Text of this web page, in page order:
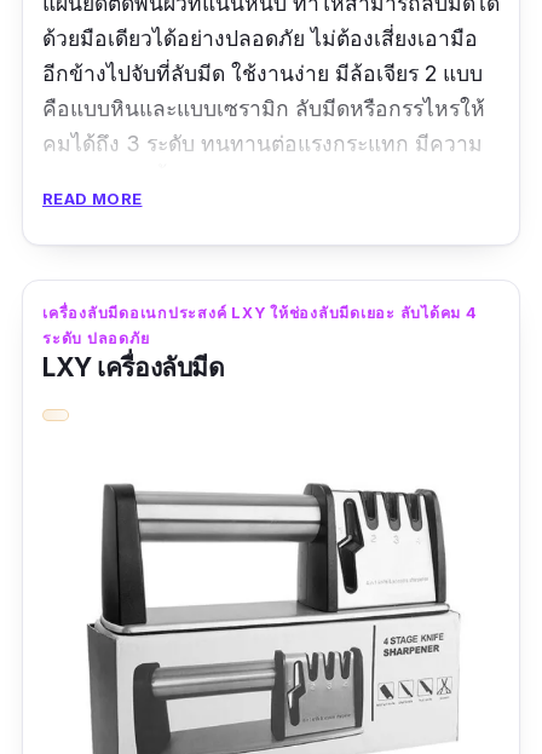
ด้วยมือเดียวได้อย่างปลอดภัย ไม่ต้องเสี่ยงเอามือ
อีกข้างไปจับที่ลับมีด ใช้งานง่าย มีล้อเจียร 2 แบบ
คือแบบหินและแบบเซรามิก ลับมีดหรือกรรไหรให้
คมได้ถึง 3 ระดับ ทนทานต่อแรงกระแทก มีความ
ทำความสะอาดง่าย จึงใช้งานได้อย่างมั่นใจ
“เครื่องลับมีดมีรูปแบบสวยงาม มีตัวดูดติดกับพื้นที่
ตั้ง ทำให้การลับมีความสะดวก ลับได้คมดี”
READ MORE
เครื่องลับมีดอเนกประสงค์ LXY ให้ช่องลับมีดเยอะ ลับได้คม 4
ระดับ ปลอดภัย
LXY เครื่องลับมีด